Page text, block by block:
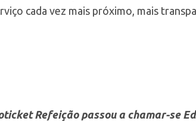
cada vez mais próximo, mais
Refeição passou a chamar-se